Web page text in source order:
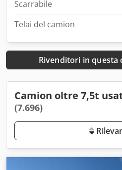
Scarrabile
Telai del camion
Rivenditori in questa
Camion oltre 7,5t
(7.696)